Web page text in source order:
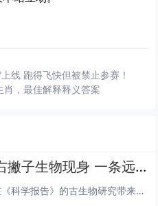
线 跑得飞快但被禁止参赛！
肖，最佳解释释义答案
距今5.5亿年 地球最早右撇子生物现身 一条远古海底蠕虫
快科技7月14日消息，一份刊发在《科学报告》的古生物研究带来全新发现，距今约5.5亿年的远古海洋生物斯普里格蠕虫，是目前...